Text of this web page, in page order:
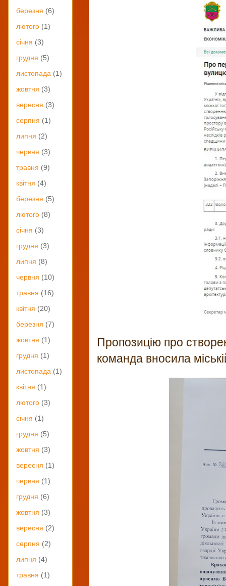
Пропозицію про
команда вносила
березня (6)
лютого (1)
січня (3)
грудня (5)
листопада (1)
жовтня (3)
вересня (3)
серпня (1)
липня (2)
червня (3)
травня (9)
квітня (4)
березня (5)
лютого (8)
січня (3)
грудня (3)
липня (8)
червня (10)
травня (16)
квітня (20)
березня (7)
жовтня (1)
грудня (1)
листопада (1)
квітня (1)
лютого (3)
січня (1)
грудня (5)
жовтня (3)
вересня (1)
червня (1)
грудня (6)
жовтня (3)
вересня (2)
серпня (2)
липня (4)
травня (1)